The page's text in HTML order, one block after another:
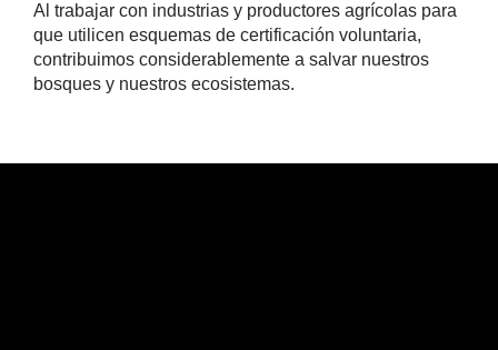
Al trabajar con industrias y productores agrícolas para
que utilicen esquemas de certificación voluntaria,
contribuimos considerablemente a salvar nuestros
bosques y nuestros ecosistemas.